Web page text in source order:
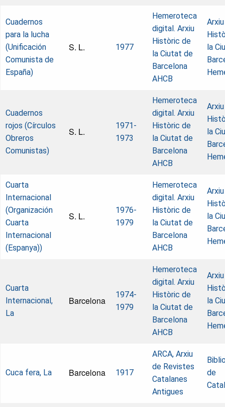
Cuadernos
para la lucha
(Unificación
Comunista de
España)
S. L. 1977
Hemeroteca
digital. Arxiu
Històric de
la Ciutat de
Barcelona
AHCB
Arxiu
la
Cuadernos
rojos (Círculos
Obreros
Comunistas)
S. L.
1971-
1973
Hemeroteca
digital. Arxiu
Històric de
la Ciutat de
Barcelona
AHCB
Arxiu
la
Cuarta
Internacional
(Organización
Cuarta
Internacional
(Espanya))
S. L.
1976-
1979
Hemeroteca
digital. Arxiu
Històric de
la Ciutat de
Barcelona
AHCB
Arxiu
la
Cuarta
Internacional,
La
Barcelona
1974-
1979
Hemeroteca
digital. Arxiu
Històric de
la Ciutat de
Barcelona
AHCB
Arxiu
la
Cuca fera, La Barcelona 1917
ARCA, Arxiu
de Revistes
Catalanes
Antigues
de